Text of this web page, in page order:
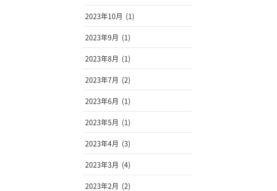
2023年10月 (1)
2023年9月 (1)
2023年8月 (1)
2023年7月 (2)
2023年6月 (1)
2023年5月 (1)
2023年4月 (3)
2023年3月 (4)
2023年2月 (2)